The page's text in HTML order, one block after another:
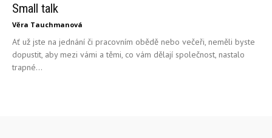
Small talk
Věra Tauchmanová
Ať už jste na jednání či pracovním obědě nebo večeři, neměli byste
dopustit, aby mezi vámi a těmi, co vám dělají společnost, nastalo
trapné...